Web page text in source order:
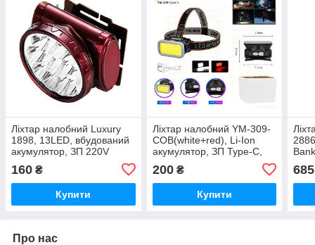
Ліхтар налобний Luxury
1898, 13LED, вбудований
акумулятор, ЗП 220V
160 ₴
Купити
Ліхтар налобний YM-309-
COB(white+red), Li-Ion
акумулятор, ЗП Type-C,
200₴
Купити
685
Про нас